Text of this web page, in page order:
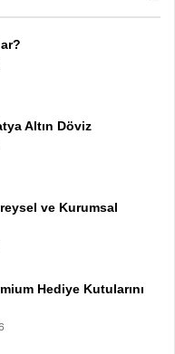
Altın Döviz
ve Kurumsal
Hediye Kutularını